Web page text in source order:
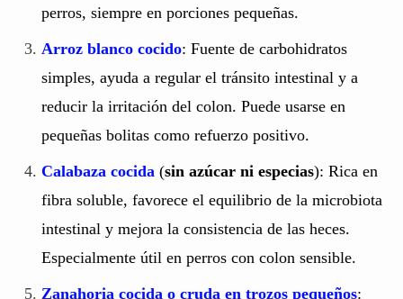
perros, siempre en porciones pequeñas.
Arroz blanco cocido: Fuente de carbohidratos
simples, ayuda a regular el tránsito intestinal y a
reducir la irritación del colon. Puede usarse en
pequeñas bolitas como refuerzo positivo.
Calabaza cocida (sin azúcar ni especias): Rica en
fibra soluble, favorece el equilibrio de la microbiota
intestinal y mejora la consistencia de las heces.
Especialmente útil en perros con colon sensible.
Zanahoria cocida o cruda en trozos pequeños: